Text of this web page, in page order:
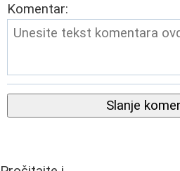
Komentar:
Slanje